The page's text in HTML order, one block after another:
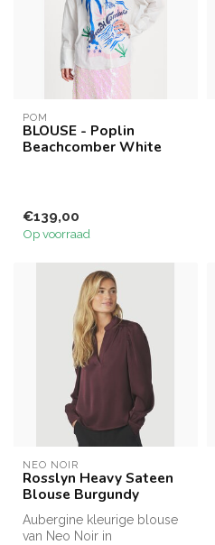
POM
BLOUSE - Poplin
Beachcomber White
€139,00
Op voorraad
NEO NOIR
Rosslyn Heavy Sateen
Blouse Burgundy
Aubergine kleurige blouse
van Neo Noir in